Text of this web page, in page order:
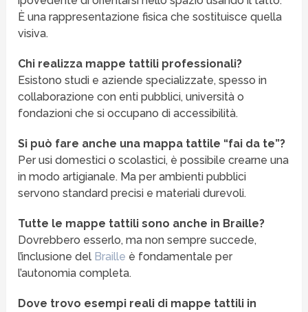
È una rappresentazione fisica che sostituisce quella
visiva.
Chi realizza mappe tattili professionali?
Esistono studi e aziende specializzate, spesso in
collaborazione con enti pubblici, università o
fondazioni che si occupano di accessibilità.
Si può fare anche una mappa tattile “fai da te”?
Per usi domestici o scolastici, è possibile crearne una
in modo artigianale. Ma per ambienti pubblici
servono standard precisi e materiali durevoli.
Tutte le mappe tattili sono anche in Braille?
Dovrebbero esserlo, ma non sempre succede,
l’inclusione del Braille è fondamentale per
l’autonomia completa.
Dove trovo esempi reali di mappe tattili in